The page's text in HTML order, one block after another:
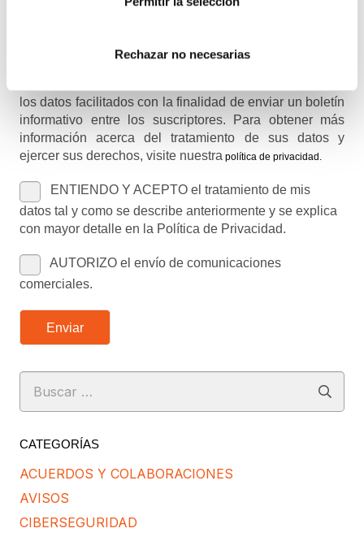
Rechazar no necesarias
Información básica en protección de datos.-
los datos facilitados con la finalidad de enviar un boletín
informativo entre los suscriptores. Para obtener más
información acerca del tratamiento de sus datos y
ejercer sus derechos, visite nuestra política de privacidad .
ENTIENDO Y ACEPTO el tratamiento de mis
datos tal y como se describe anteriormente y se explica
con mayor detalle en la Política de Privacidad.
AUTORIZO el envío de comunicaciones
comerciales.
Enviar
Buscar:
CATEGORÍAS
ACUERDOS Y COLABORACIONES
AVISOS
CIBERSEGURIDAD